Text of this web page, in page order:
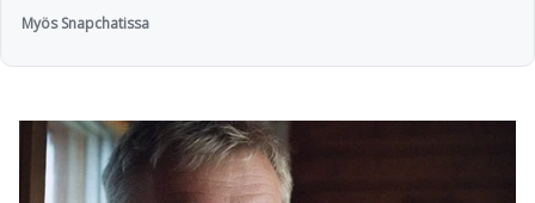
Myös Snapchatissa